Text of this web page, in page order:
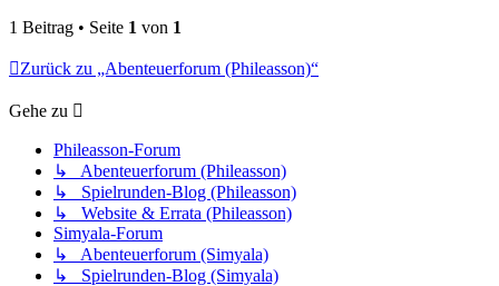
1 Beitrag • Seite 1 von 1
Zurück zu „Abenteuerforum (Phileasson)“
Gehe zu
Phileasson-Forum
↳ Abenteuerforum (Phileasson)
↳ Spielrunden-Blog (Phileasson)
↳ Website & Errata (Phileasson)
Simyala-Forum
↳ Abenteuerforum (Simyala)
↳ Spielrunden-Blog (Simyala)